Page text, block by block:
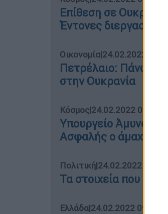
Επίθεση σε
Έντονες
Οικονομία|24.02.2022 08:44
Πετρέλαιο: Πάνω
στην Ουκρανία
Κόσμος|24.02.2022 08:57
Υπουργείο Άμυνας
Ασφαλής ο άμαχος
Πολιτική|24.02.2022 09:00
Τα στοιχεία που
Ελλάδα|24.02.2022 09:50